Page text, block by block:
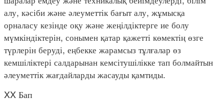
алу, кәсіби және әлеуметтік бағыт алу, жұмысқа
орналасу кезінде оқу және жеңілдіктерге ие болу
мүмкіндіктерін, сонымен қатар қажетті көмектің өзге
түрлерін беруді, еңбекке жарамсыз тұлғалар өз
кемшіліктері салдарынан кемсітушілікке тап болмайтын
әлеуметтік жағдайларды жасауды қамтиды.
XX Бап